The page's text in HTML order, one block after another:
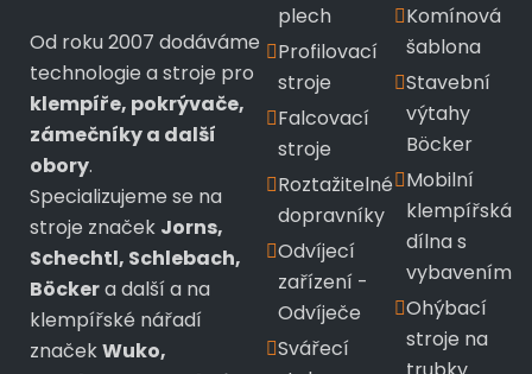
Od roku 2007 dodáváme
technologie a stroje pro
klempíře, pokrývače,
zámečníky a další
obory.
Specializujeme se na
stroje značek Jorns,
Schechtl, Schlebach,
Böckera další a na
klempířské nářadí
značekWuko,
plech
Profilovací
stroje
Falcovací
stroje
Roztažitelné
dopravníky
Odvíjecí
zařízení -
Odvíječe
Svářecí
Komínová
šablona
Stavební
výtahy
Böcker
Mobilní
klempířská
dílna s
vybavením
Ohýbací
stroje na